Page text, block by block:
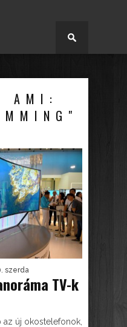
AMI:
szerda
TV-k
az új okostelefonok,